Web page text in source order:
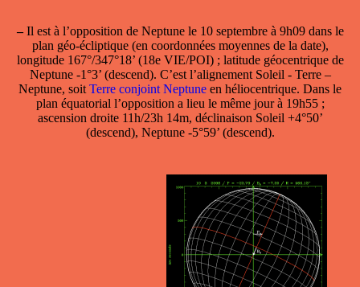
–Il est à l’opposition de Neptune le 10 septembreà 9h09 dans le
plan géo-écliptique (en coordonnées moyennes de la date),
longitude 167°/347°18’ (18e VIE/POI) ; latitude géocentrique de
Neptune -1°3’ (descend). C’est l’alignement Soleil - Terre –
Neptune, soit Terre conjoint Neptune en héliocentrique. Dans le
plan équatorial l’opposition a lieu le même jour à 19h55 ;
ascension droite 11h/23h 14m, déclinaison Soleil +4°50’
(descend), Neptune -5°59’ (descend).